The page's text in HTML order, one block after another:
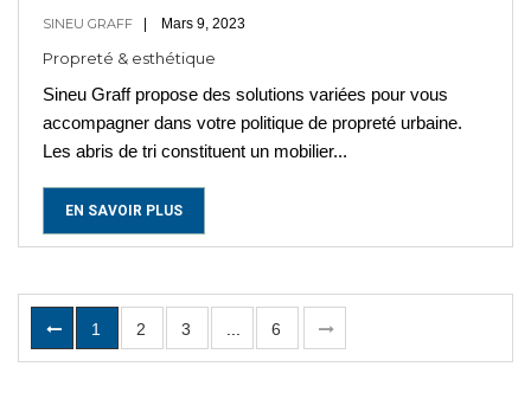
Mars 9, 2023
SINEU GRAFF
Propreté & esthétique
Sineu Graff propose des solutions variées pour vous
accompagner dans votre politique de propreté urbaine.
Les abris de tri constituent un mobilier...
EN SAVOIR PLUS
1 2 3 6